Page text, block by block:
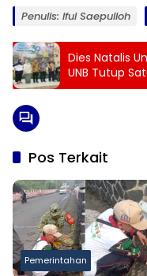
Penulis: Iful Saepulloh
Dies Natalis
UNB Tutup
Pos Terkait
Pemerintahan